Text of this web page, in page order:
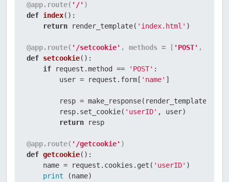
@app.route( '/' )
def index():
return render_template( 'index.html' )
@app.route( '/setcookie' , methods = [ 'POST' ,
def setcookie():
if request.method == 'POST' :
        user = request.form[
'name' ]
        resp = make_response(render_template(
        resp.set_cookie(
'userID' , user)
return resp
@app.route( '/getcookie' )
def getcookie():
    name = request.cookies.get(
'userID' )
print (name)